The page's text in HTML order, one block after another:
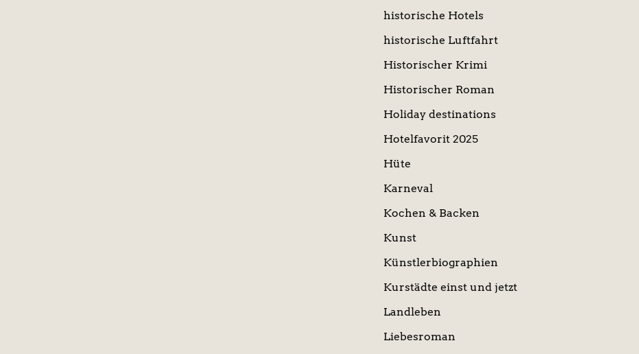
historische Hotels
historische Luftfahrt
Historischer Krimi
Historischer Roman
Holiday destinations
Hotelfavorit 2025
Hüte
Karneval
Kochen & Backen
Kunst
Künstlerbiographien
Kurstädte einst und jetzt
Landleben
Liebesroman